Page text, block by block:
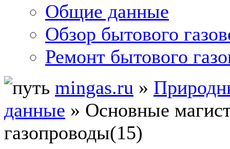
Общие данные
Обзор бытового
Ремонт бытового
mingas.ru »
данные » Основные
газопроводы(15)